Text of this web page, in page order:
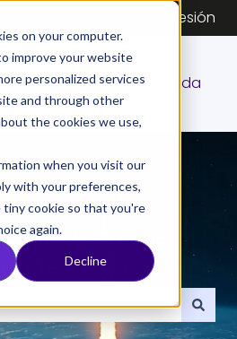
on your computer.
improve your website
personalized services
and through other
the cookies we use,
when you visit our
with your preferences,
cookie so that you're
again.
Decline
de Mostrar submenú de
Iniciar sesión
Centro de ayuda
¿En qué
piloto?
porque el campo de